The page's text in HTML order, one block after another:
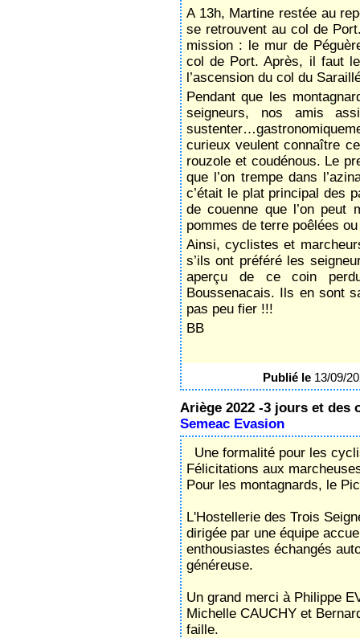
A 13h, Martine restée au
se retrouvent au col de
mission : le mur de
col de Port. Après, il faut
l’ascension du col du
Pendant que les
seigneurs, nos amis
curieux veulent connaître
rouzole et coudénous. Le
que l’on trempe dans
c’était le plat principal des
de couenne que l’on peut
pommes de terre poêlées
Ainsi, cyclistes et
s’ils ont préféré les
aperçu de ce coin
Boussenacais. Ils en sont
pas peu fier !!!
BB
Publié le 13/09/
Ariège 2022 -3 jours et
Semeac Evasion
Une formalité pour les
Félicitations aux
Pour les montagnards, le
L'Hostellerie des Trois
dirigée par une équipe
enthousiastes échangés
généreuse.
Un grand merci à Philippe
Michelle CAUCHY et
faille.